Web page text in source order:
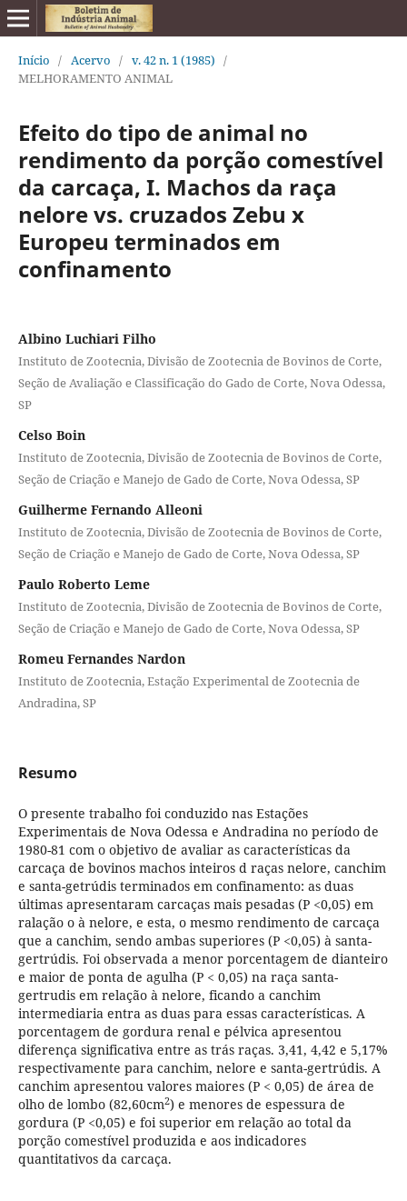
Início / Acervo / v. 42 n. 1 (1985) /
MELHORAMENTO ANIMAL
Efeito do tipo de animal no
rendimento da porção comestível
da carcaça, I. Machos da raça
nelore vs. cruzados Zebu x
Europeu terminados em
confinamento
Albino Luchiari Filho
Instituto de Zootecnia, Divisão de Zootecnia de Bovinos de Corte,
Seção de Avaliação e Classificação do Gado de Corte, Nova Odessa,
SP
Celso Boin
Instituto de Zootecnia, Divisão de Zootecnia de Bovinos de Corte,
Seção de Criação e Manejo de Gado de Corte, Nova Odessa, SP
Guilherme Fernando Alleoni
Instituto de Zootecnia, Divisão de Zootecnia de Bovinos de Corte,
Seção de Criação e Manejo de Gado de Corte, Nova Odessa, SP
Paulo Roberto Leme
Instituto de Zootecnia, Divisão de Zootecnia de Bovinos de Corte,
Seção de Criação e Manejo de Gado de Corte, Nova Odessa, SP
Romeu Fernandes Nardon
Instituto de Zootecnia, Estação Experimental de Zootecnia de
Andradina, SP
Resumo
O presente trabalho foi conduzido nas Estações
Experimentais de Nova Odessa e Andradina no período de
1980-81 com o objetivo de avaliar as características da
carcaça de bovinos machos inteiros d raças nelore, canchim
e santa-getrúdis terminados em confinamento: as duas
últimas apresentaram carcaças mais pesadas (P <0,05) em
ralação o à nelore, e esta, o mesmo rendimento de carcaça
que a canchim, sendo ambas superiores (P <0,05) à santa-
gertrúdis. Foi observada a menor porcentagem de dianteiro
e maior de ponta de agulha (P < 0,05) na raça santa-
gertrudis em relação à nelore, ficando a canchim
intermediaria entra as duas para essas características. A
porcentagem de gordura renal e pélvica apresentou
diferença significativa entre as trás raças. 3,41, 4,42 e 5,17%
respectivamente para canchim, nelore e santa-gertrúdis. A
canchim apresentou valores maiores (P < 0,05) de área de
olho de lombo (82,60cm2) e menores de espessura de
gordura (P <0,05) e foi superior em relação ao total da
porção comestível produzida e aos indicadores
quantitativos da carcaça.